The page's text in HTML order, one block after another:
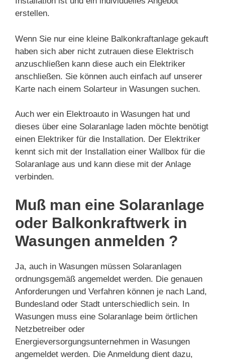
erstellen.
Wenn Sie nur eine kleine Balkonkraftanlage gekauft
haben sich aber nicht zutrauen diese Elektrisch
anzuschließen kann diese auch ein Elektriker
anschließen. Sie können auch einfach auf unserer
Karte nach einem Solarteur in Wasungen suchen.
Auch wer ein Elektroauto in Wasungen hat und
dieses über eine Solaranlage laden möchte benötigt
einen Elektriker für die Installation. Der Elektriker
kennt sich mit der Installation einer Wallbox für die
Solaranlage aus und kann diese mit der Anlage
verbinden.
Muß man eine Solaranlage
oder Balkonkraftwerk in
Wasungen anmelden ?
Ja, auch in Wasungen müssen Solaranlagen
ordnungsgemäß angemeldet werden. Die genauen
Anforderungen und Verfahren können je nach Land,
Bundesland oder Stadt unterschiedlich sein. In
Wasungen muss eine Solaranlage beim örtlichen
Netzbetreiber oder
Energieversorgungsunternehmen in Wasungen
angemeldet werden. Die Anmeldung dient dazu,